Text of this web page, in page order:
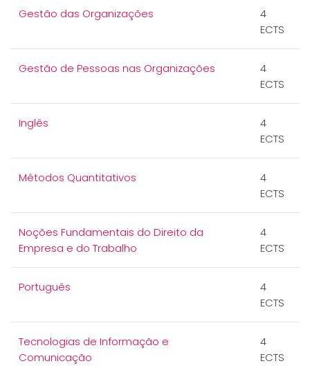
Gestão das Organizações
4
ECTS
Gestão de Pessoas nas Organizações
4
ECTS
Inglês
4
ECTS
Métodos Quantitativos
4
ECTS
Noções Fundamentais do Direito da
Empresa e do Trabalho
4
ECTS
Português
4
ECTS
Tecnologias de Informação e
Comunicação
4
ECTS